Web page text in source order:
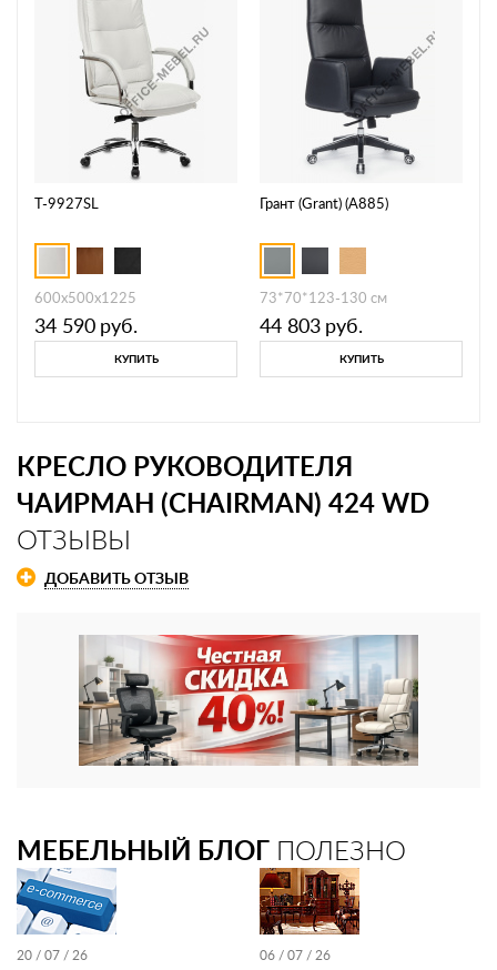
T-9927SL
600х500х1225
34 590 руб.
КУПИТЬ
Грант (Grant) (А885)
73*70*123-130 см
44 803 руб.
КУПИТЬ
КРЕСЛО РУКОВОДИТЕЛЯ
ЧАИРМАН (CHAIRMAN) 424 WD
ОТЗЫВЫ
ДОБАВИТЬ ОТЗЫВ
МЕБЕЛЬНЫЙ БЛОГ ПОЛЕЗНО
20 / 07 / 26 06 / 07 / 26